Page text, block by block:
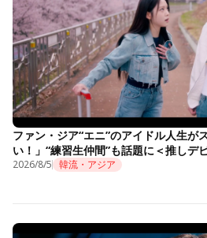
ファン・ジア“エニ”のアイドル人生が
い！」“練習生仲間”も話題に＜推しデ
2026/8/5 韓流・アジア